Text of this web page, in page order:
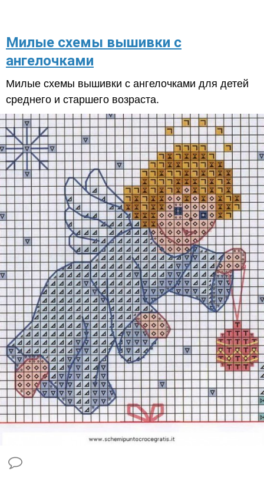
Милые схемы вышивки с
ангелочками
Милые схемы вышивки с ангелочками для детей
среднего и старшего возраста.